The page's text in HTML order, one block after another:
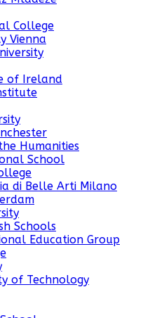
College
Vienna
of Ireland
Humanities
School
di Belle Arti Milano
Schools
Education Group
of Technology